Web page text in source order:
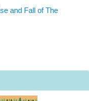
and Fall of The